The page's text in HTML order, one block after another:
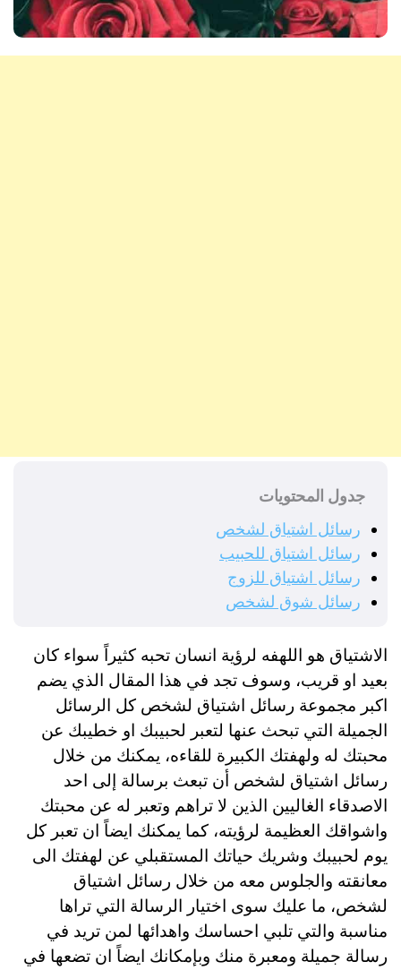
جدول المحتويات
رسائل اشتياق لشخص
رسائل اشتياق للحبيب
رسائل اشتياق للزوج
رسائل شوق لشخص
الاشتياق هو اللهفه لرؤية انسان تحبه كثيراً سواء كان
بعيد او قريب، وسوف تجد في هذا المقال الذي يضم
اكبر مجموعة رسائل اشتياق لشخص كل الرسائل
الجميلة التي تبحث عنها لتعبر لحبيبك او خطيبك عن
محبتك له ولهفتك الكبيرة للقاءه، يمكنك من خلال
رسائل اشتياق لشخص أن تبعث برسالة إلى احد
الاصدقاء الغاليين الذين لا تراهم وتعبر له عن محبتك
واشواقك العظيمة لرؤيته، كما يمكنك ايضاً ان تعبر كل
يوم لحبيبك وشريك حياتك المستقبلي عن لهفتك الى
معانقته والجلوس معه من خلال رسائل اشتياق
لشخص، ما عليك سوى اختيار الرسالة التي تراها
مناسبة والتي تلبي احساسك واهدائها لمن تريد في
رسالة جميلة ومعبرة منك وبإمكانك ايضاً ان تضعها في